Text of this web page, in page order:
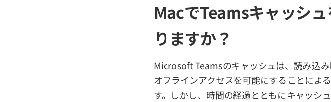
MacでTeamsキャッシ
りますか？
Microsoft Teamsのキャッシュは、読み込み
オフラインアクセスを可能にすることによ
す。しかし、時間の経過とともにキャッシ